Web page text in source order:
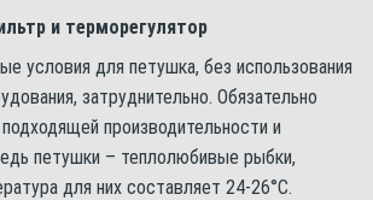
и терморегулятор
условия для петушка, без использования
затруднительно. Обязательно
производительности и
петушки – теплолюбивые рыбки,
для них составляет 24-26°С.